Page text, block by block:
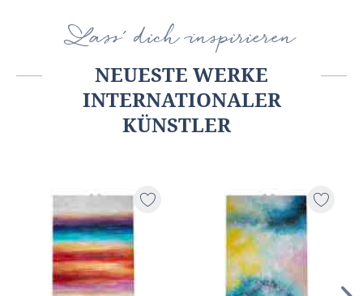
Lass' dich inspirieren
NEUESTE WERKE
INTERNATIONALER
KÜNSTLER